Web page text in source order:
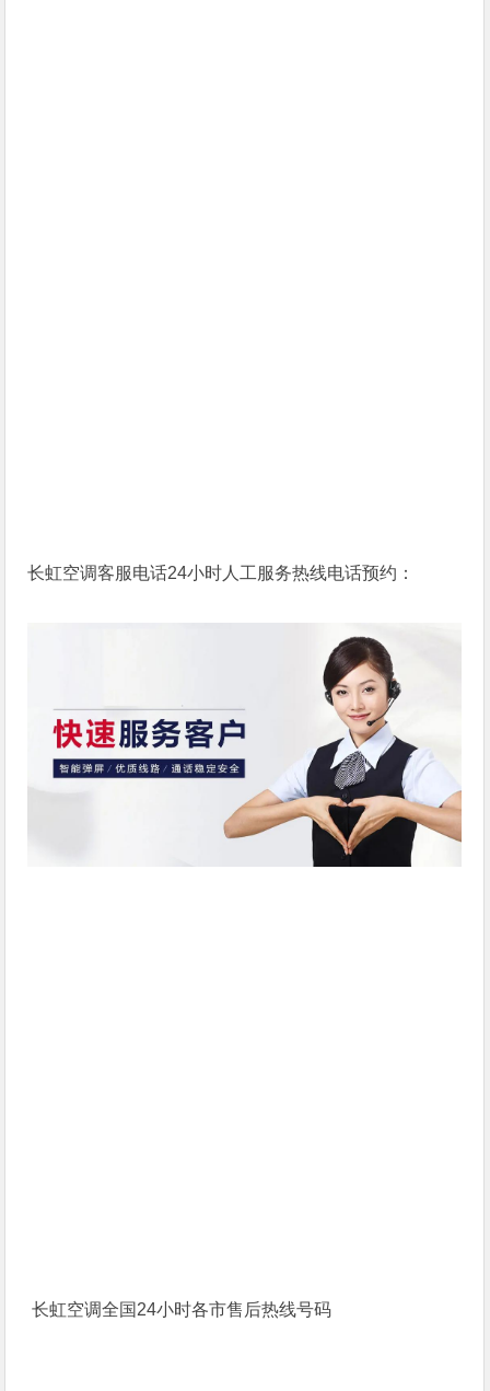
长虹空调客服电话24小时人工服务热线电话预约：
长虹空调全国24小时各市售后热线号码